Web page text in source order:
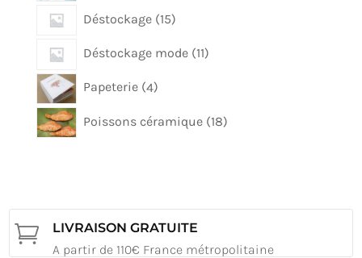
Déstockage 15
15
produits
Déstockage mode 11
11
produits
Papeterie 4
4
produits
Poissons céramique 18
18
produits

LIVRAISON GRATUITE
A partir de 110€ France métropolitaine